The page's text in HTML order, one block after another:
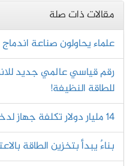
مقالات ذات صلة
علماء يحاولون صناعة
رقم قياسي عالمي جديد
للطاقة النظيفة!
14 مليار دولار تكلفة جهاز لدخول عصر الاندماج النووي
بناءٌ يبدأ بتخزين الطاقة